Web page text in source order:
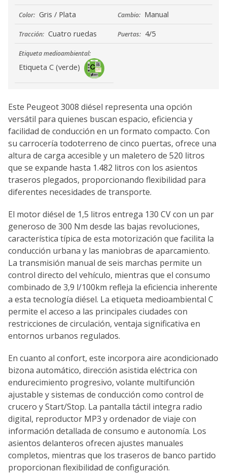
Color: Gris / Plata Cambio: Manual
Tracción: Cuatro ruedas Puertas: 4/5
Etiqueta medioambiental:
Etiqueta C (verde)
Este Peugeot 3008 diésel representa una opción
versátil para quienes buscan espacio, eficiencia y
facilidad de conducción en un formato compacto. Con
su carrocería todoterreno de cinco puertas, ofrece una
altura de carga accesible y un maletero de 520 litros
que se expande hasta 1.482 litros con los asientos
traseros plegados, proporcionando flexibilidad para
diferentes necesidades de transporte.
El motor diésel de 1,5 litros entrega 130 CV con un par
generoso de 300 Nm desde las bajas revoluciones,
característica típica de esta motorización que facilita la
conducción urbana y las maniobras de aparcamiento.
La transmisión manual de seis marchas permite un
control directo del vehículo, mientras que el consumo
combinado de 3,9 l/100km refleja la eficiencia inherente
a esta tecnología diésel. La etiqueta medioambiental C
permite el acceso a las principales ciudades con
restricciones de circulación, ventaja significativa en
entornos urbanos regulados.
En cuanto al confort, este incorpora aire acondicionado
bizona automático, dirección asistida eléctrica con
endurecimiento progresivo, volante multifunción
ajustable y sistemas de conducción como control de
crucero y Start/Stop. La pantalla táctil integra radio
digital, reproductor MP3 y ordenador de viaje con
información detallada de consumo e autonomía. Los
asientos delanteros ofrecen ajustes manuales
completos, mientras que los traseros de banco partido
proporcionan flexibilidad de configuración.